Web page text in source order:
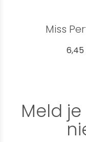
Miss
6,45
Meld